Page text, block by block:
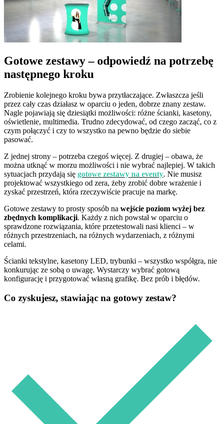
Gotowe zestawy – odpowiedź na potrzebę
następnego kroku
Zrobienie kolejnego kroku bywa przytłaczające. Zwłaszcza jeśli
przez cały czas działasz w oparciu o jeden, dobrze znany zestaw.
Nagle pojawiają się dziesiątki możliwości: różne ścianki, kasetony,
oświetlenie, multimedia. Trudno zdecydować, od czego zacząć, co z
czym połączyć i czy to wszystko na pewno będzie do siebie
pasować.
Z jednej strony – potrzeba czegoś więcej. Z drugiej – obawa, że
można utknąć w morzu możliwości i nie wybrać najlepiej. W takich
sytuacjach przydają się gotowe zestawy na eventy. Nie musisz
projektować wszystkiego od zera, żeby zrobić dobre wrażenie i
zyskać przestrzeń, która rzeczywiście pracuje na markę.
Gotowe zestawy to prosty sposób na wejście poziom wyżej bez
zbędnych komplikacji. Każdy z nich powstał w oparciu o
sprawdzone rozwiązania, które przetestowali nasi klienci – w
różnych przestrzeniach, na różnych wydarzeniach, z różnymi
celami.
Ścianki tekstylne, kasetony LED, trybunki – wszystko współgra, nie
konkurując ze sobą o uwagę. Wystarczy wybrać gotową
konfigurację i przygotować własną grafikę. Bez prób i błędów.
Co zyskujesz, stawiając na gotowy zestaw?